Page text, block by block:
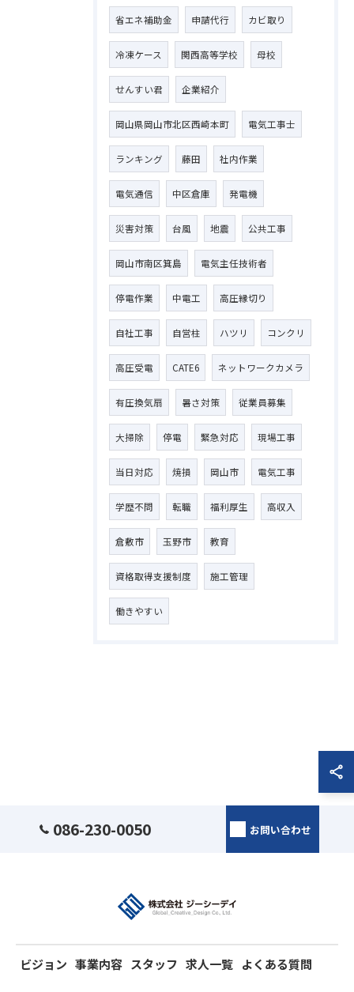
省エネ補助金 申請代行 カビ取り
冷凍ケース 関西高等学校 母校
せんすい君 企業紹介
岡山県岡山市北区西崎本町 電気工事士
ランキング 藤田 社内作業
電気通信 中区倉庫 発電機
災害対策 台風 地震 公共工事
岡山市南区箕島 電気主任技術者
停電作業 中電工 高圧縁切り
自社工事 自営柱 ハツリ コンクリ
高圧受電 CATE6 ネットワークカメラ
有圧換気扇 暑さ対策 従業員募集
大掃除 停電 緊急対応 現場工事
当日対応 焼損 岡山市 電気工事
学歴不問 転職 福利厚生 高収入
倉敷市 玉野市 教育
資格取得支援制度 施工管理
働きやすい
086-230-0050 お問い合わせ
ビジョン 事業内容 スタッフ 求人一覧 よくある質問